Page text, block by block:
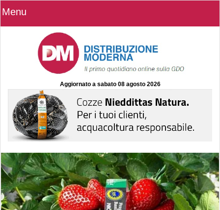
Menu
Aggiornato a sabato 08 agosto 2026